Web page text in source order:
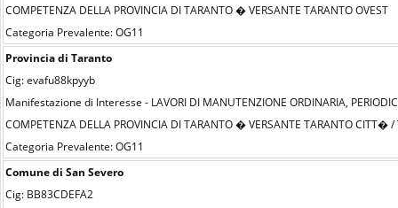
COMPETENZA DELLA PROVINCIA DI TARANTO � VERSANTE TARANTO OVEST
Categoria Prevalente: OG11
Provincia di Taranto
Cig: evafu88kpyyb
Manifestazione di Interesse - LAVORI DI MANUTENZIONE ORDINARIA,
COMPETENZA DELLA PROVINCIA DI TARANTO � VERSANTE TARANTO CITT� /
Categoria Prevalente: OG11
Comune di San Severo
Cig: BB83CDEFA2